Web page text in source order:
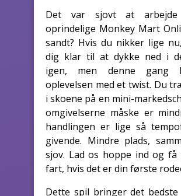
Det var sjovt at
oprindelige Monkey Mart
sandt? Hvis du nikker lige
dig klar til at dykke ned i
igen, men denne gang
oplevelsen med et twist. Du
i skoene på en mini-
omgivelserne måske er
handlingen er lige så
givende. Mindre plads,
sjov. Lad os hoppe ind og
fart, hvis det er din første
Dette spil bringer det